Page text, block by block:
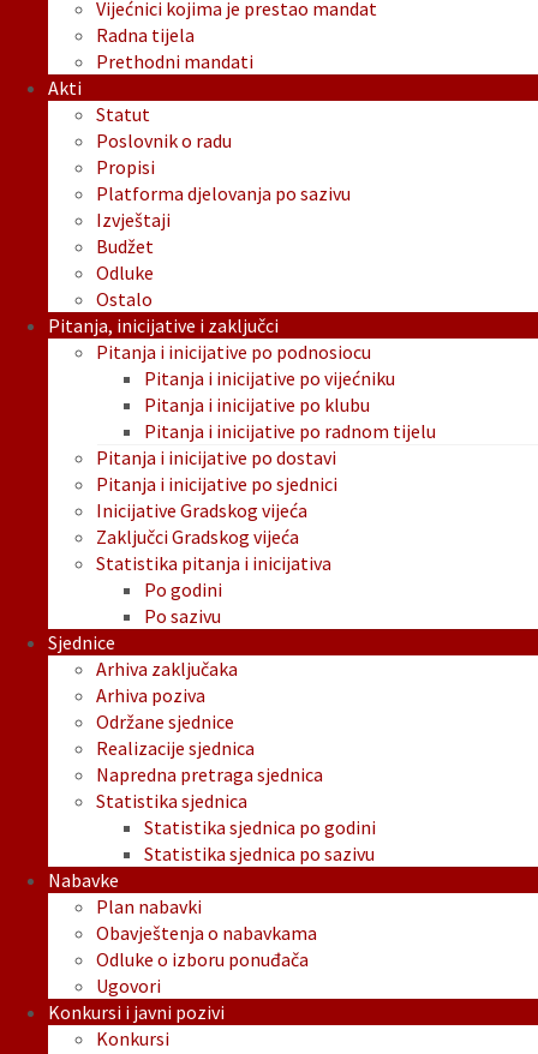
Vijećnici kojima je prestao mandat
Radna tijela
Prethodni mandati
Akti
Statut
Poslovnik o radu
Propisi
Platforma djelovanja po sazivu
Izvještaji
Budžet
Odluke
Ostalo
Pitanja, inicijative i zaključci
Pitanja i inicijative po podnosiocu
Pitanja i inicijative po vijećniku
Pitanja i inicijative po klubu
Pitanja i inicijative po radnom tijelu
Pitanja i inicijative po dostavi
Pitanja i inicijative po sjednici
Inicijative Gradskog vijeća
Zaključci Gradskog vijeća
Statistika pitanja i inicijativa
Po godini
Po sazivu
Sjednice
Arhiva zaključaka
Arhiva poziva
Održane sjednice
Realizacije sjednica
Napredna pretraga sjednica
Statistika sjednica
Statistika sjednica po godini
Statistika sjednica po sazivu
Nabavke
Plan nabavki
Obavještenja o nabavkama
Odluke o izboru ponuđača
Ugovori
Konkursi i javni pozivi
Konkursi